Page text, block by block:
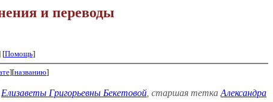
и переводы
[Помощь]
][названию]
Елизаветы Григорьевны Бекетовой , старшая тетка Александра